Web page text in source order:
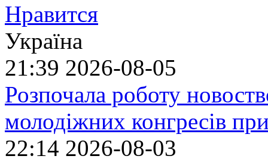
Нравится
Україна
21:39 2026-08-05
Розпочала роботу
молодіжних конгресів
22:14 2026-08-03